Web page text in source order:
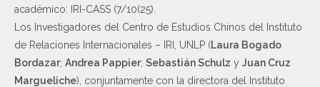
académico: IRI-CASS (7/10(25).
Los Investigadores del Centro de Estudios Chinos del Instituto
de Relaciones Internacionales – IRI, UNLP (Laura Bogado
Bordazar; Andrea Pappier; Sebastián Schulz y Juan Cruz
Margueliche), conjuntamente con la directora del Instituto